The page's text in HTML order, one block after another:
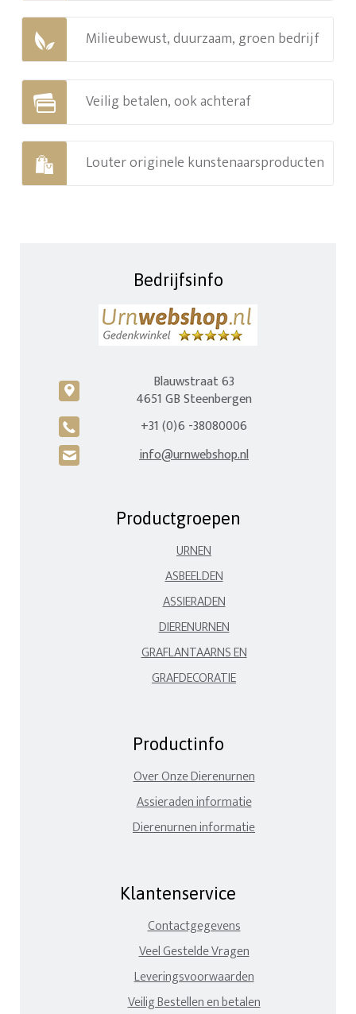
Milieubewust, duurzaam, groen bedrijf
Veilig betalen, ook achteraf
Louter originele kunstenaarsproducten
Bedrijfsinfo
c
Blauwstraat 63
4651 GB Steenbergen
A +31 (0)6 -38080006
H info@urnwebshop.nl
Productgroepen
URNEN
ASBEELDEN
ASSIERADEN
DIERENURNEN
GRAFLANTAARNS EN
GRAFDECORATIE
Productinfo
Over Onze Dierenurnen
Assieraden informatie
Dierenurnen informatie
Klantenservice
Contactgegevens
Veel Gestelde Vragen
Leveringsvoorwaarden
Veilig Bestellen en betalen